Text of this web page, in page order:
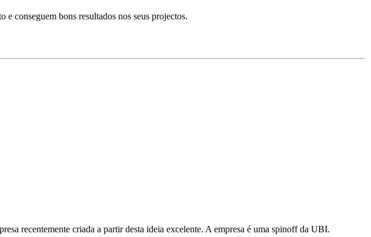
e conseguem bons resultados nos seus projectos.
recentemente criada a partir desta ideia excelente. A empresa é uma spinoff da UBI.